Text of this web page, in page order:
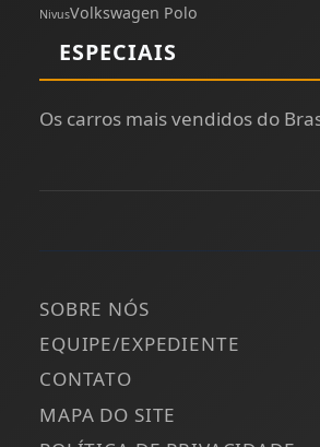
NivusVolkswagen Polo
ESPECIAIS
Os carros mais vendidos do
SOBRE NÓS
EQUIPE/EXPEDIENTE
CONTATO
MAPA DO SITE